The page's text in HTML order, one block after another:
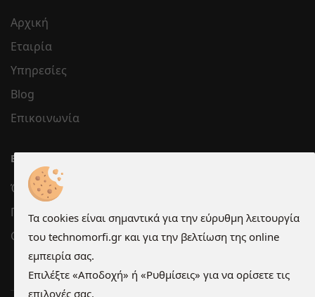
Αρχική
Εταιρία
Υπηρεσίες
Blog
Επικοινωνία
ΕΞΥΠΗΡΈΤΗΣΗ
Όροι χρήσης
Προστασία Προσωπικών Δεδομένων
Cookies
Τα cookies είναι σημαντικά για την εύρυθμη λειτουργία
του technomorfi.gr και για την βελτίωση της online
εμπειρία σας.
Επιλέξτε «Αποδοχή» ή «Ρυθμίσεις» για να ορίσετε τις
επιλογές σας.